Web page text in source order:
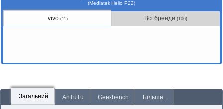
(Mediatek Helio P22)
vivo (11) Всі бренди (106)
Загальний AnTuTu Geekbench Більше...